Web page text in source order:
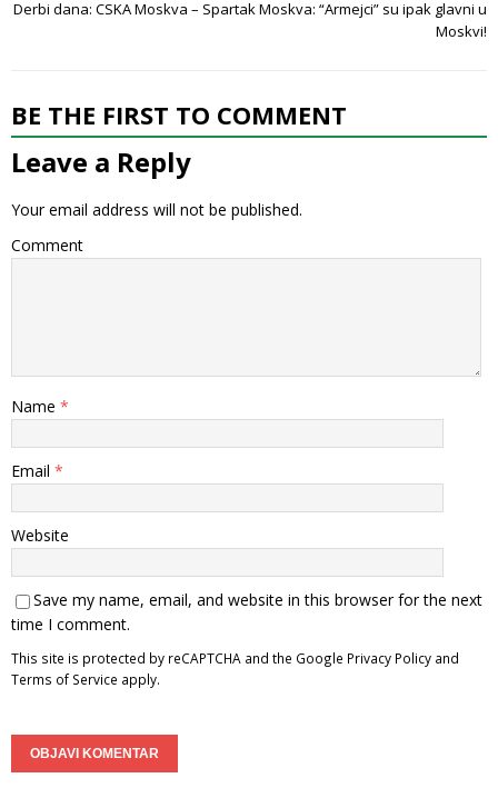
Derbi dana: CSKA Moskva – Spartak Moskva: “Armejci” su ipak glavni u
Moskvi!
BE THE FIRST TO COMMENT
Leave a Reply
Your email address will not be published.
Comment
Name *
Email *
Website
Save my name, email, and website in this browser for the next
time I comment.
This site is protected by reCAPTCHA and the Google Privacy Policy and
Terms of Service apply.